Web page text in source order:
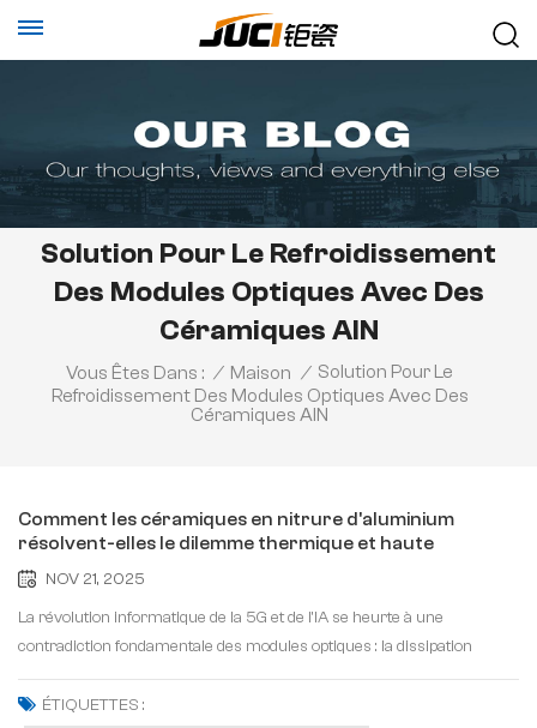
Solution Pour Le Refroidissement
Des Modules Optiques Avec Des
Céramiques AlN
Vous Êtes Dans : / Maison / Solution Pour Le
Refroidissement Des Modules Optiques Avec Des
Céramiques AlN
Comment les céramiques en nitrure d'aluminium
résolvent-elles le dilemme thermique et haute
fréquence des modules optiques&nbsp;?
NOV 21, 2025
La révolution informatique de la 5G et de l'IA se heurte à une
contradiction fondamentale des modules optiques : la dissipation
thermique face à la transmission à haute fréquence. Lorsque les
modules optiques 1,6T surchauffent, ce qui peut entraîner une...
ÉTIQUETTES :